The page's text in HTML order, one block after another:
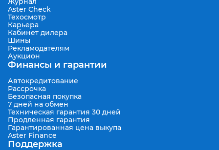
Aster Check
Техосмотр
Карьера
Кабинет дилера
Шины
Рекламодателям
Аукцион
Финансы и гарантии
Автокредитование
Рассрочка
Безопасная покупка
7 дней на обмен
Техническая гарантия 30 дней
Продленная гарантия
Гарантированная цена выкупа
Aster Finance
Поддержка